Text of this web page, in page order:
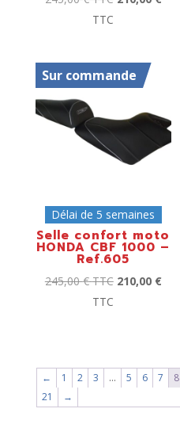
TTC
Sur commande
Délai de 5 semaines
Selle confort moto
HONDA CBF 1000 –
Ref.605
245,00€ TTC 210,00 €
TTC
← 1 2 3 … 5 6 7 8
21
→